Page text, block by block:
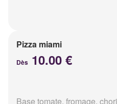
Pizza miami
Dès 10.00 €
Base tomate, fromage,